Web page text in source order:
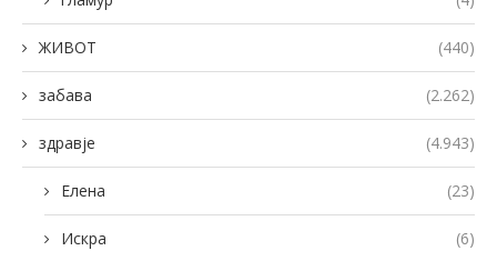
ЖИВОТ (440)
забава (2.262)
здравје (4.943)
Елена (23)
Искра (6)